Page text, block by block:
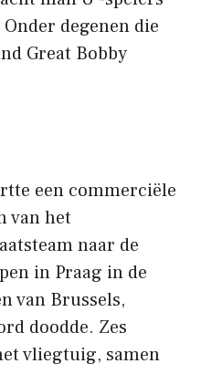
degenen die
Great Bobby
een commerciële
van het
naar de
in Praag in de
van Brussels,
doodde. Zes
vliegtuig, samen